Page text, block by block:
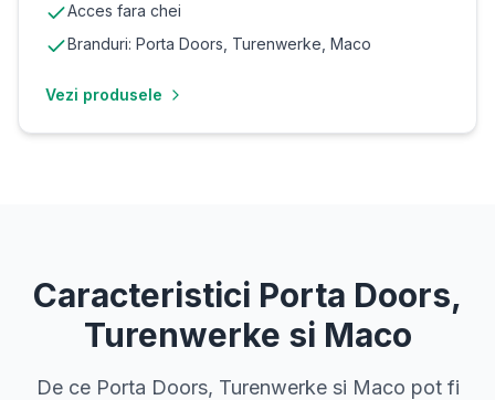
Acces fara chei
Branduri: Porta Doors, Turenwerke, Maco
Vezi produsele
Caracteristici Porta Doors,
Turenwerke si Maco
De ce Porta Doors, Turenwerke si Maco pot fi